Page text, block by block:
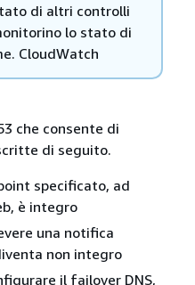
di altri controlli
lo stato di
CloudWatch
che consente di
di seguito.
specificato, ad
è integro
una notifica
non integro
il failover DNS,